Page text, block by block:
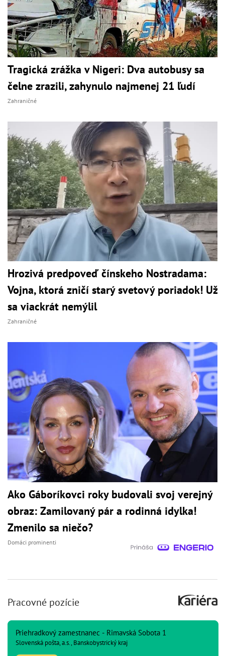
Tragická zrážka v Nigeri: Dva autobusy sa
čelne zrazili, zahynulo najmenej 21 ľudí
Zahraničné
Hrozivá predpoveď čínskeho Nostradama:
Vojna, ktorá zničí starý svetový poriadok! Už
sa viackrát nemýlil
Zahraničné
Ako Gáboríkovci roky budovali svoj verejný
obraz: Zamilovaný pár a rodinná idylka!
Zmenilo sa niečo?
Domáci prominenti
Pracovné pozície
Priehradkový zamestnanec - Rimavská Sobota 1
Slovenská pošta, a.s., Banskobystrický kraj